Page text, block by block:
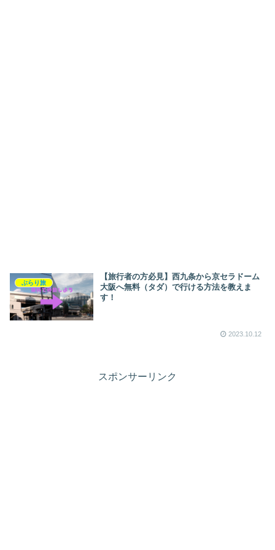
ぶらり旅
【旅行者の方必見】西九条から京セラドーム
大阪へ無料（タダ）で行ける方法を教えま
す！
2023.10.12
スポンサーリンク